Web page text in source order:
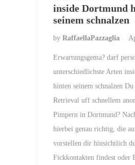
inside Dortmund
seinem schnalzen
by RaffaellaPazzaglia
Erwartungsgema? darf
unterschiedlichste Arten
hinten seinem schnalzen
Retrieval uff schnellem
Pimpern in Dortmund?
hierbei genau richtig, die
vorstellen dir hinsichtlich
Fickkontakten findest oder